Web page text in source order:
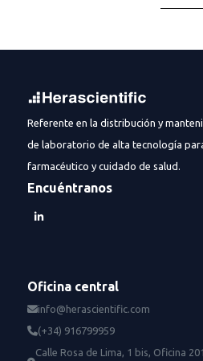
Referente en la distribución y
de laboratorio de alta tecnología
farmacéutico y cuidado de salud.
Encuéntranos
Oficina central
info@herascientific.com
(+34) 916799959
Calle Rosa de Lima, 1 bis, Oficina